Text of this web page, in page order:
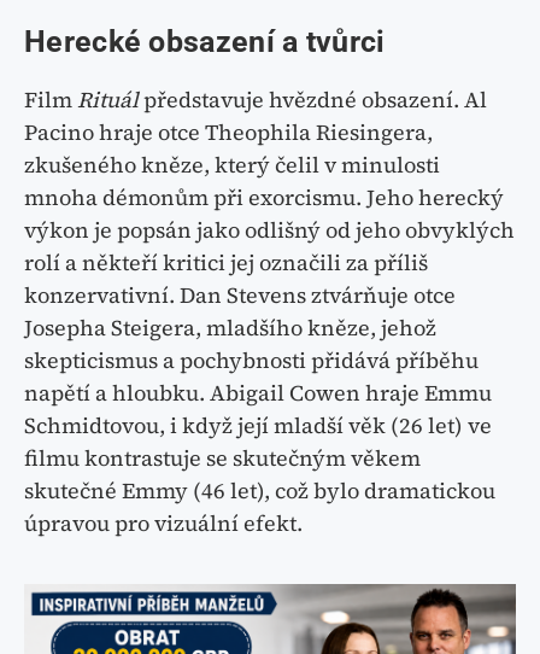
Herecké obsazení a tvůrci
FilmRituálpředstavuje hvězdné obsazení. Al
Pacino hraje otce Theophila Riesingera,
zkušeného kněze, který čelil v minulosti
mnoha démonům při exorcismu. Jeho herecký
výkon je popsán jako odlišný od jeho obvyklých
rolí a někteří kritici jej označili za příliš
konzervativní. Dan Stevens ztvárňuje otce
Josepha Steigera, mladšího kněze, jehož
skepticismus a pochybnosti přidává příběhu
napětí a hloubku. Abigail Cowen hraje Emmu
Schmidtovou, i když její mladší věk (26 let) ve
filmu kontrastuje se skutečným věkem
skutečné Emmy (46 let), což bylo dramatickou
úpravou pro vizuální efekt.